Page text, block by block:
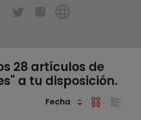
28 artículos de
a tu disposición.
Fecha